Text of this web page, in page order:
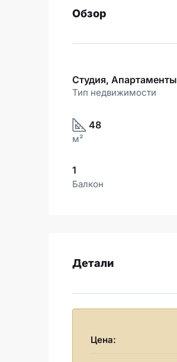
Обзор
Студия, Апартаменты
Тип недвижимости
48
м²
1
Балкон
Детали
Цена: